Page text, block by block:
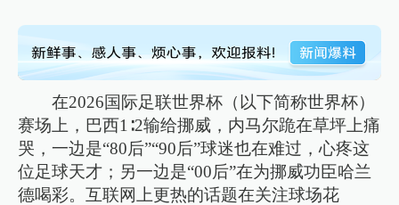
在2026国际足联世界杯（以下简称世界杯）
赛场上，巴西1∶2输给挪威，内马尔跪在草坪上痛
哭，一边是“80后”“90后”球迷也在难过，心疼这
位足球天才；另一边是“00后”在为挪威功臣哈兰
德喝彩。互联网上更热的话题在关注球场花